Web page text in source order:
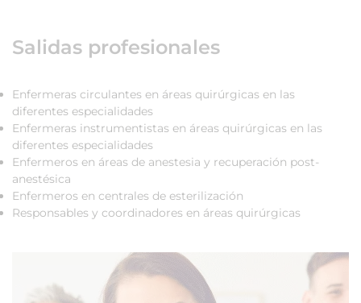
Salidas profesionales
Enfermeras circulantes en áreas quirúrgicas en las
diferentes especialidades
Enfermeras instrumentistas en áreas quirúrgicas en las
diferentes especialidades
Enfermeros en áreas de anestesia y recuperación post-
anestésica
Enfermeros en centrales de esterilización
Responsables y coordinadores en áreas quirúrgicas